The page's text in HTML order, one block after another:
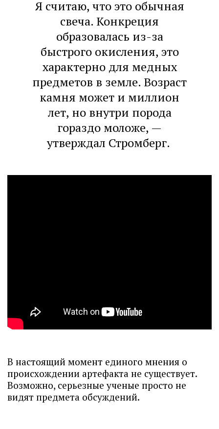
Я считаю, что это обычная
свеча. Конкреция
образовалась из-за
быстрого окисления, это
характерно для медных
предметов в земле. Возраст
камня может и миллион
лет, но внутри порода
гораздо моложе, —
утверждал Стромберг.
В настоящий момент единого мнения о
происхождении артефакта не существует.
Возможно, серьезные ученые просто не
видят предмета обсуждений.